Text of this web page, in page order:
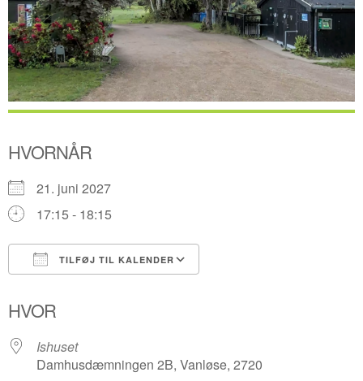
HVORNÅR
21. juni 2027
17:15 - 18:15
TILFØJ TIL KALENDER
HVOR
Ishuset
Damhusdæmningen 2B, Vanløse, 2720